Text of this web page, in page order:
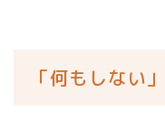
「何もしない